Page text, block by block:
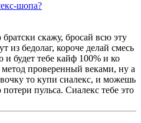
шопа?
скажу, бросай всю эту
из бедолаг, короче делай смесь
и будет тебе кайф 100% и ко
проверенный веками, ну а
то купи сиалекс, и можешь
пульса. Сиалекс тебе это